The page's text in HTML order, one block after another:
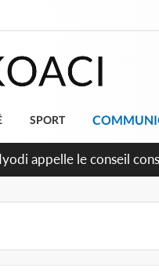
SPORT
bannit les